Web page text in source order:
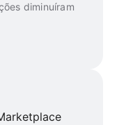
diminuíram